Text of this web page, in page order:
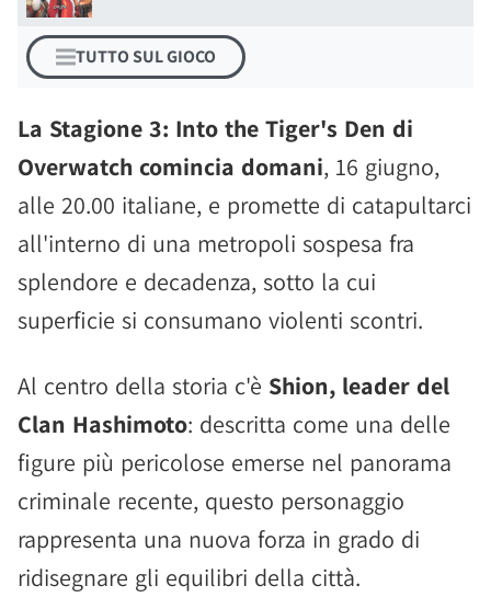
TUTTO SUL GIOCO
La Stagione 3: Into the Tiger's Den di
Overwatch comincia domani, 16 giugno,
alle 20.00 italiane, e promette di catapultarci
all'interno di una metropoli sospesa fra
splendore e decadenza, sotto la cui
superficie si consumano violenti scontri.
Al centro della storia c'è Shion, leader del
Clan Hashimoto: descritta come una delle
figure più pericolose emerse nel panorama
criminale recente, questo personaggio
rappresenta una nuova forza in grado di
ridisegnare gli equilibri della città.